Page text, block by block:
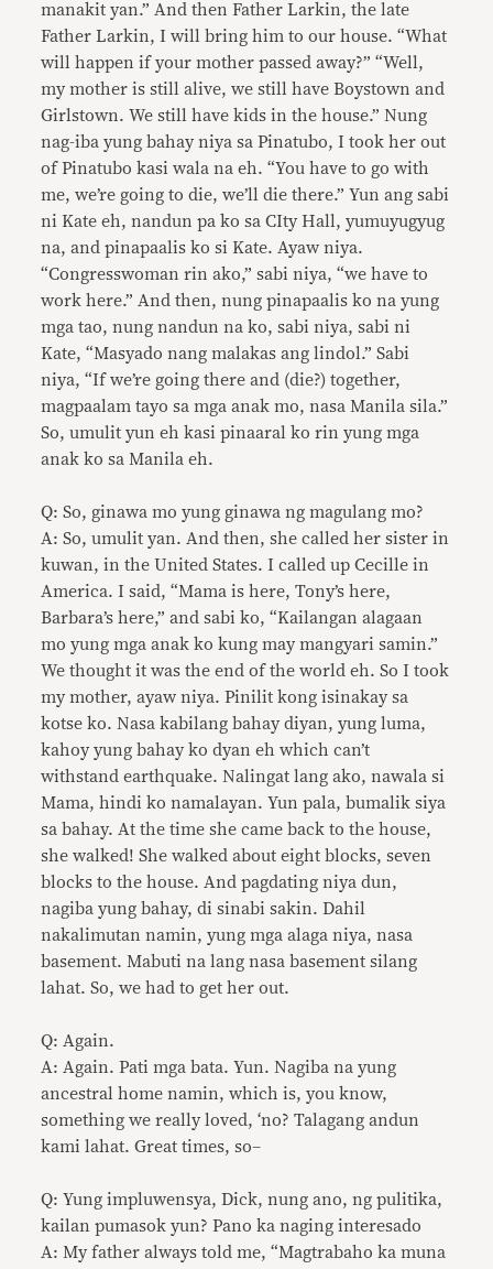
manakit yan.” And then Father Larkin, the late
Father Larkin, I will bring him to our house. “What
will happen if your mother passed away?” “Well,
my mother is still alive, we still have Boystown and
Girlstown. We still have kids in the house.” Nung
nag-iba yung bahay niya sa Pinatubo, I took her out
of Pinatubo kasi wala na eh. “You have to go with
me, we’re going to die, we’ll die there.” Yun ang sabi
ni Kate eh, nandun pa ko sa CIty Hall, yumuyugyug
na, and pinapaalis ko si Kate. Ayaw niya.
“Congresswoman rin ako,” sabi niya, “we have to
work here.” And then, nung pinapaalis ko na yung
mga tao, nung nandun na ko, sabi niya, sabi ni
Kate, “Masyado nang malakas ang lindol.” Sabi
niya, “If we’re going there and (die?) together,
magpaalam tayo sa mga anak mo, nasa Manila sila.”
So, umulit yun eh kasi pinaaral ko rin yung mga
anak ko sa Manila eh.
Q: So, ginawa mo yung ginawa ng magulang mo?
A: So, umulit yan. And then, she called her sister in
kuwan, in the United States. I called up Cecille in
America. I said, “Mama is here, Tony’s here,
Barbara’s here,” and sabi ko, “Kailangan alagaan
mo yung mga anak ko kung may mangyari samin.”
We thought it was the end of the world eh. So I took
my mother, ayaw niya. Pinilit kong isinakay sa
kotse ko. Nasa kabilang bahay diyan, yung luma,
kahoy yung bahay ko dyan eh which can’t
withstand earthquake. Nalingat lang ako, nawala si
Mama, hindi ko namalayan. Yun pala, bumalik siya
sa bahay. At the time she came back to the house,
she walked! She walked about eight blocks, seven
blocks to the house. And pagdating niya dun,
nagiba yung bahay, di sinabi sakin. Dahil
nakalimutan namin, yung mga alaga niya, nasa
basement. Mabuti na lang nasa basement silang
lahat. So, we had to get her out.
Q: Again.
A: Again. Pati mga bata. Yun. Nagiba na yung
ancestral home namin, which is, you know,
something we really loved, ‘no? Talagang andun
kami lahat. Great times, so–
Q: Yung impluwensya, Dick, nung ano, ng pulitika,
kailan pumasok yun? Pano ka naging interesado
A: My father always told me, “Magtrabaho ka muna